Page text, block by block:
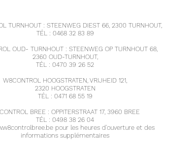
TURNHOUT : STEENWEG DIEST 66, 2300 TURNHOUT,
TÉL : 0468 32 83 89
OUD- TURNHOUT : STEENWEG OP TURNHOUT 68,
2360 OUD-TURNHOUT,
TÉL : 0470 39 26 52
W8CONTROL HOOGSTRATEN, VRIJHEID 121,
2320 HOOGSTRATEN
TÉL : 0471 68 55 19
BREE : OPPITERSTRAAT 17, 3960 BREE
TÉL : 0498 38 26 04
pour les heures d'ouverture et des
informations supplémentaires